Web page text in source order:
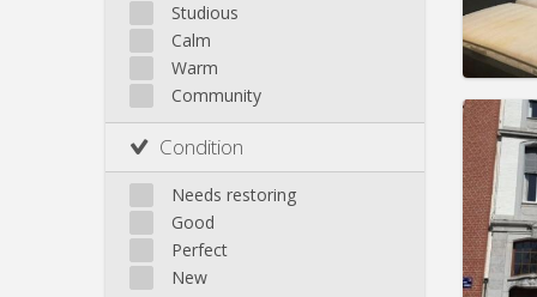
Saint-Léonard
Sainte-Walburge
Liege
Studious
Calm
Warm
Community
Condition
Needs restoring
Good
Perfect
New
Rent:
4